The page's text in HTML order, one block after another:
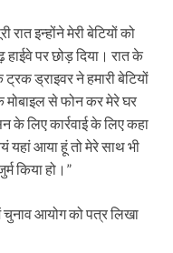
रात इन्होंने मेरी बेटियों को
पर छोड़ दिया। रात के
ड्राइवर ने हमारी बेटियों
से फोन कर मेरे घर
के लिए कार्रवाई के लिए कहा
यहां आया हूं तो मेरे साथ भी
किया हो।”
आयोग को पत्र लिखा